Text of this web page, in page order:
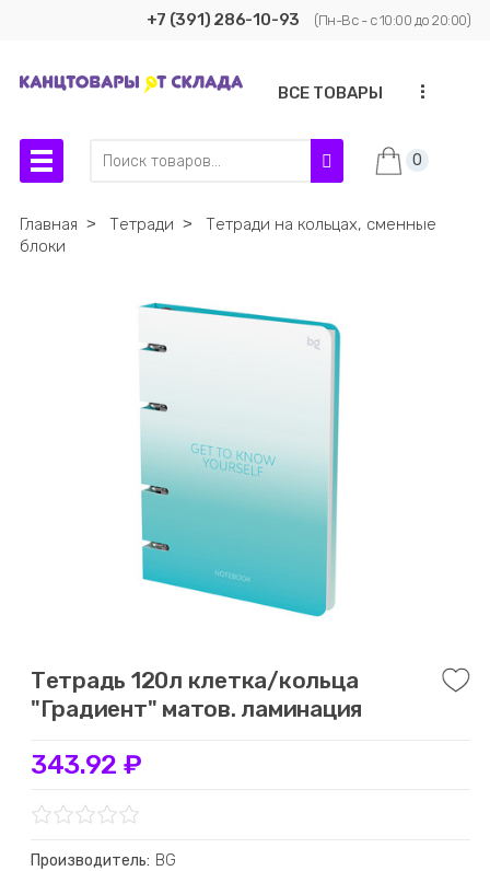
+7 (391) 286-10-93 (Пн-Вс - с 10:00 до 20:00)
ВСЕ ТОВАРЫ ...
0
Главная ˃ Тетради ˃
Тетради на кольцах, сменные
блоки
Тетрадь 120л клетка/кольца
"Градиент" матов. ламинация
343.92 ₽
Производитель: BG